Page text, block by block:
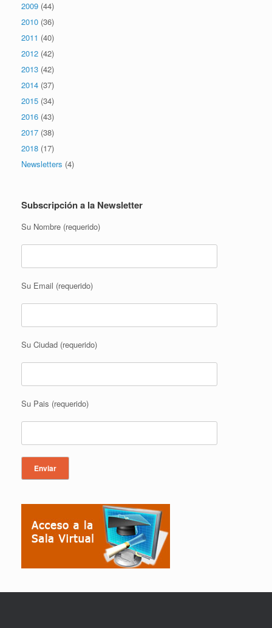
2009 (44)
2010 (36)
2011 (40)
2012 (42)
2013 (42)
2014 (37)
2015 (34)
2016 (43)
2017 (38)
2018 (17)
Newsletters (4)
Subscripción a la Newsletter
Su Nombre (requerido)
Su Email (requerido)
Su Ciudad (requerido)
Su Pais (requerido)